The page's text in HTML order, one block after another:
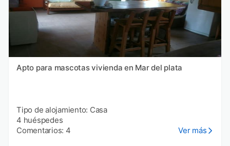
Apto para mascotas vivienda en Mar del plata
Tipo de alojamiento: Casa
4 huéspedes
Comentarios: 4
Ver más